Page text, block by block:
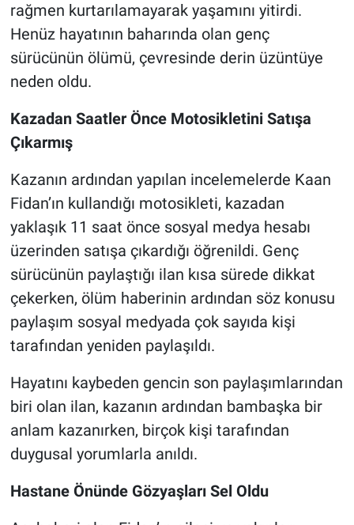
rağmen kurtarılamayarak yaşamını yitirdi.
Henüz hayatının baharında olan genç
sürücünün ölümü, çevresinde derin üzüntüye
neden oldu.
Kazadan Saatler Önce Motosikletini Satışa
Çıkarmış
Kazanın ardından yapılan incelemelerde Kaan
Fidan’ın kullandığı motosikleti, kazadan
yaklaşık 11 saat önce sosyal medya hesabı
üzerinden satışa çıkardığı öğrenildi. Genç
sürücünün paylaştığı ilan kısa sürede dikkat
çekerken, ölüm haberinin ardından söz konusu
paylaşım sosyal medyada çok sayıda kişi
tarafından yeniden paylaşıldı.
Hayatını kaybeden gencin son paylaşımlarından
biri olan ilan, kazanın ardından bambaşka bir
anlam kazanırken, birçok kişi tarafından
duygusal yorumlarla anıldı.
Hastane Önünde Gözyaşları Sel Oldu